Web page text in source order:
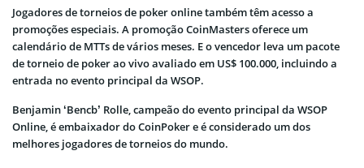
Jogadores de torneios de poker online também têm acesso a
promoções especiais. A promoção CoinMasters oferece um
calendário de MTTs de vários meses. E o vencedor leva um pacote
de torneio de poker ao vivo avaliado em US$ 100.000, incluindo a
entrada no evento principal da WSOP.
Benjamin ‘Bencb’ Rolle, campeão do evento principal da WSOP
Online, é embaixador do CoinPoker e é considerado um dos
melhores jogadores de torneios do mundo.